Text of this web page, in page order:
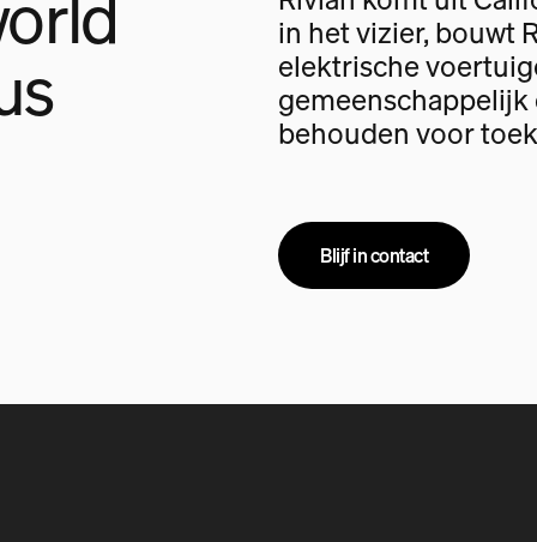
in het vizier, bouwt
elektrische
gemeenschappelijk
behouden voor
Blijf in contact